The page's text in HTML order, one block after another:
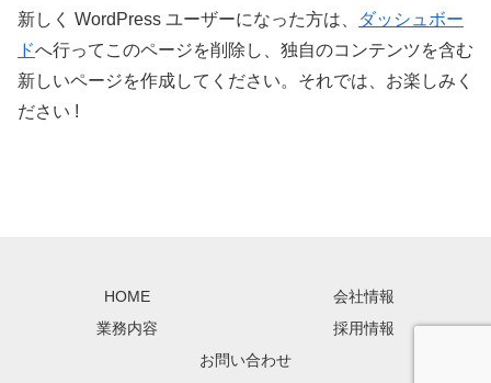
新しく WordPress ユーザーになった方は、
ダッシュボー
ドへ行ってこのページを削除し、独自のコンテンツを含む
新しいページを作成してください。それでは、お楽しみく
ださい !
HOME
会社情報
業務内容
採用情報
お問い合わせ